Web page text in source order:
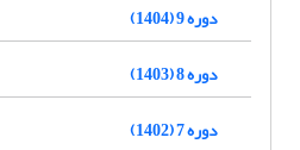
دوره 9 (1404)
دوره 8 (1403)
دوره 7 (1402)